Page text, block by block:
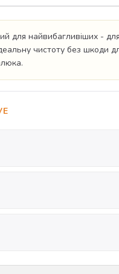
для найвибагливіших -
чистоту без шкоди